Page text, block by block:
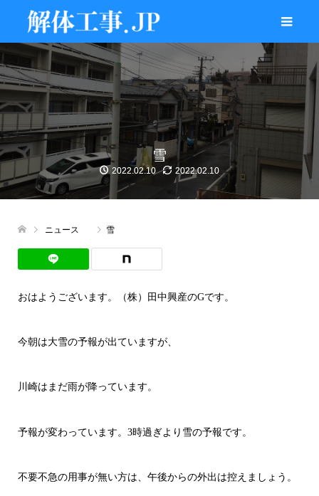
雪
2022.02.10 2022.02.10
ニュース 雪
おはようございます。（株）田中興産のGです。
今朝は大雪の予報が出ていますが、
川崎はまだ雨が降っています。
予報が変わっています。3時過ぎより雪の予報です。
不要不急の用事が無い方は、午後からの外出は控えましょう。